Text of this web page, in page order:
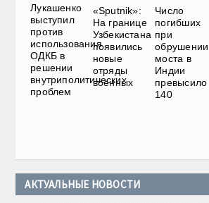
Лукашенко
выступил
против
использования
ОДКБ в
решении
внутриполитических
проблем
«Sputnik»:
На границе
Узбекистана
появились
новые
отряды
военных
Число
погибших
при
обрушении
моста в
Индии
превысило
140
АКТУАЛЬНЫЕ НОВОСТИ